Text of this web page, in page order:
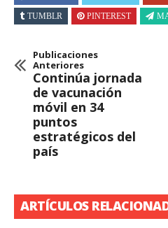
TUMBLR
PINTEREST
Publicaciones
Anteriores
Continúa jornada
de vacunación
móvil en 34
puntos
estratégicos del
país
ARTÍCULOS